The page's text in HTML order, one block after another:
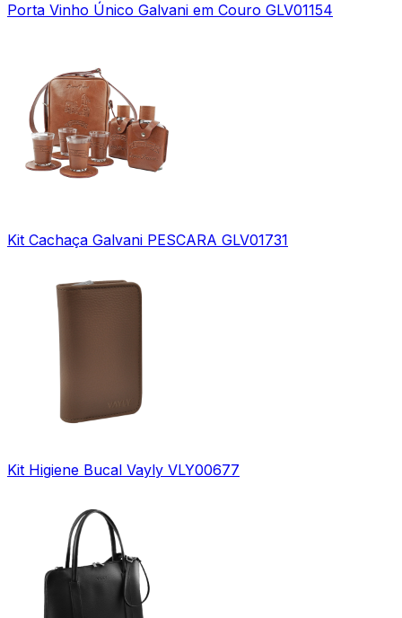
Porta Vinho Único Galvani em Couro GLV01154
Kit Cachaça Galvani PESCARA GLV01731
Kit Higiene Bucal Vayly VLY00677